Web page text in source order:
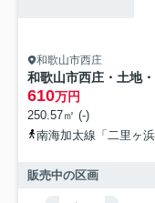
和歌山市西庄
和歌山市西庄・土地
610万円
250.57㎡ (-)
南海加太線「二里ヶ
販売中の区画